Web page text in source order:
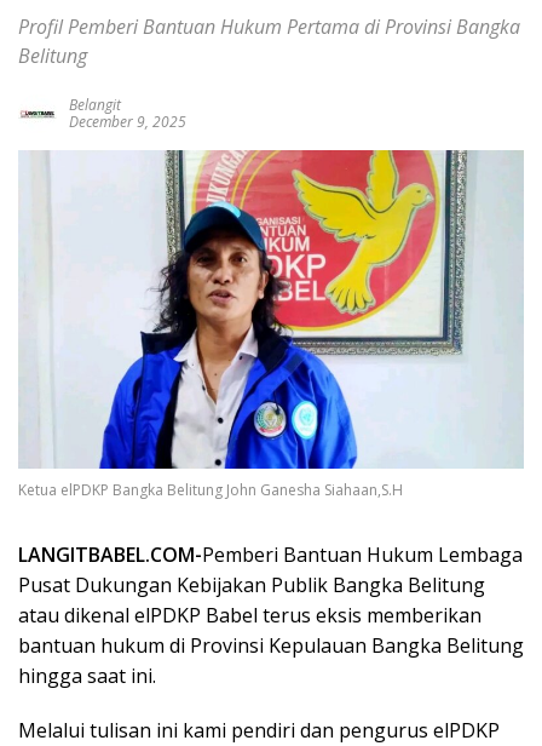
Profil Pemberi Bantuan Hukum Pertama di Provinsi Bangka
Belitung
Belangit
December 9, 2025
Ketua elPDKP Bangka Belitung John Ganesha Siahaan,S.H
LANGITBABEL.COM-Pemberi Bantuan Hukum Lembaga
Pusat Dukungan Kebijakan Publik Bangka Belitung
atau dikenal elPDKP Babel terus eksis memberikan
bantuan hukum di Provinsi Kepulauan Bangka Belitung
hingga saat ini.
Melalui tulisan ini kami pendiri dan pengurus elPDKP